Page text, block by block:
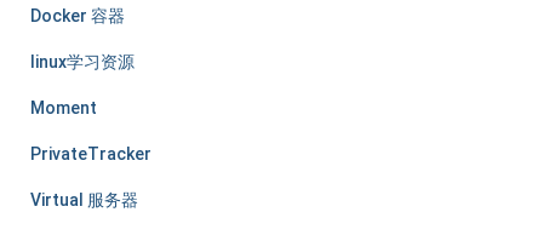
Docker 容器
linux学习资源
Moment
PrivateTracker
Virtual 服务器